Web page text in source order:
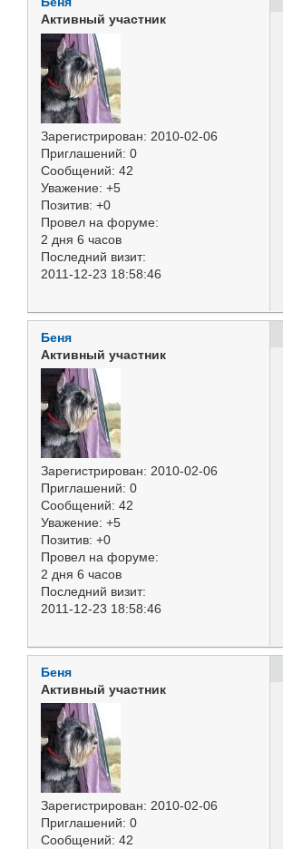
Активный участник
Зарегистрирован: 2010-02-06
Приглашений: 0
Сообщений: 42
Уважение: +5
Позитив: +0
Провел на форуме:
2 дня 6 часов
Последний визит:
2011-12-23 18:58:46
Беня
Активный участник
Зарегистрирован: 2010-02-06
Приглашений: 0
Сообщений: 42
Уважение: +5
Позитив: +0
Провел на форуме:
2 дня 6 часов
Последний визит:
2011-12-23 18:58:46
Беня
Активный участник
Зарегистрирован: 2010-02-06
Приглашений: 0
Сообщений: 42